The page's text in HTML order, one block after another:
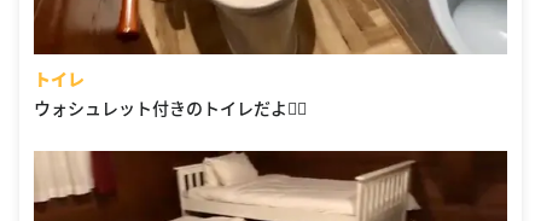
トイレ
ウォシュレット付きのトイレだよ🙆‍♀️